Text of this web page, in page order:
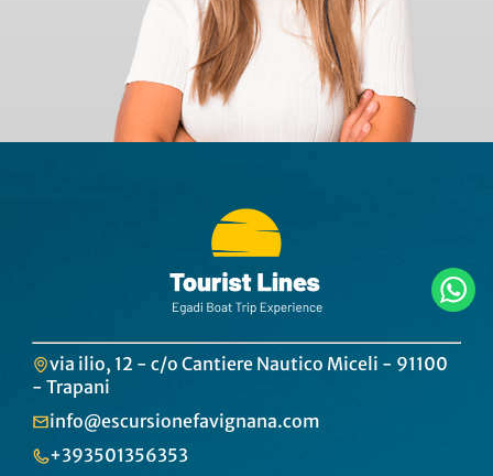
via ilio, 12 - c/o Cantiere Nautico Miceli - 91100
- Trapani
info@escursionefavignana.com
+393501356353